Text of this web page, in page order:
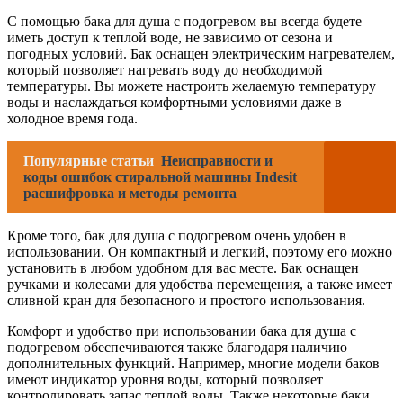
С помощью бака для душа с подогревом вы всегда будете
иметь доступ к теплой воде, не зависимо от сезона и
погодных условий. Бак оснащен электрическим нагревателем,
который позволяет нагревать воду до необходимой
температуры. Вы можете настроить желаемую температуру
воды и наслаждаться комфортными условиями даже в
холодное время года.
Популярные статьи Неисправности и
коды ошибок стиральной машины Indesit
расшифровка и методы ремонта
Кроме того, бак для душа с подогревом очень удобен в
использовании. Он компактный и легкий, поэтому его можно
установить в любом удобном для вас месте. Бак оснащен
ручками и колесами для удобства перемещения, а также имеет
сливной кран для безопасного и простого использования.
Комфорт и удобство при использовании бака для душа с
подогревом обеспечиваются также благодаря наличию
дополнительных функций. Например, многие модели баков
имеют индикатор уровня воды, который позволяет